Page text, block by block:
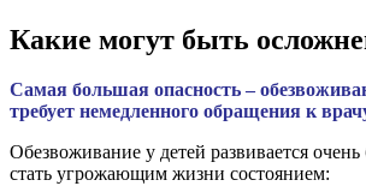
Какие могут быть
Самая большая опасность –
требует немедленного обращения к
Обезвоживание у детей развивается
стать угрожающим жизни состоянием: